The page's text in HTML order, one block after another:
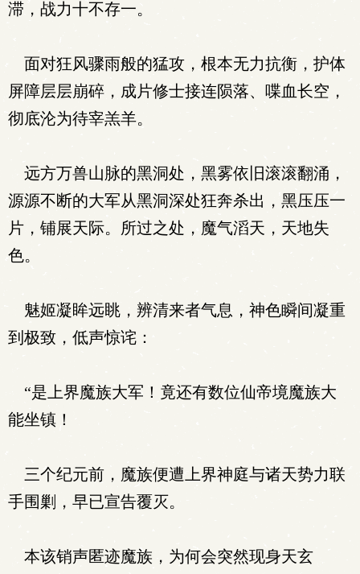
滞，战力十不存一。
面对狂风骤雨般的猛攻，根本无力抗衡，护体
屏障层层崩碎，成片修士接连陨落、喋血长空，
彻底沦为待宰羔羊。
远方万兽山脉的黑洞处，黑雾依旧滚滚翻涌，
源源不断的大军从黑洞深处狂奔杀出，黑压压一
片，铺展天际。所过之处，魔气滔天，天地失
色。
魅姬凝眸远眺，辨清来者气息，神色瞬间凝重
到极致，低声惊诧：
“是上界魔族大军！竟还有数位仙帝境魔族大
能坐镇！
三个纪元前，魔族便遭上界神庭与诸天势力联
手围剿，早已宣告覆灭。
本该销声匿迹魔族，为何会突然现身天玄